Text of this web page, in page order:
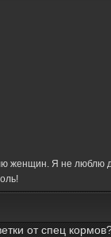
женщин. Я не люблю
от спец